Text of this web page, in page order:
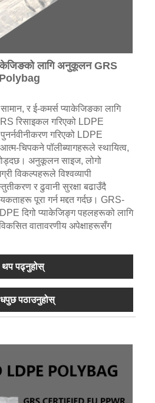
लागि अनुकूलन GRS
Polybag
र ई-कमर्स प्याकेजिङका लागि
रिसाइकल गरिएको LDPE
गरिएको LDPE
आत्म-चिपकने पॉलीब्यागहरूले स्थायित्व,
जोड्दछ। अनुकूलन साइज, लोगो
विकल्पहरूले विश्वव्यापी
र ढुवानी सुरक्षा बढाउँदै
पूरा गर्न मद्दत गर्दछ। GRS-
दिगो प्याकेजिङ्ग पहलहरूको लागि
वातावरणीय अपेक्षाहरूसँग
थप पढ्नुहोस्
पठाउनुहोस्